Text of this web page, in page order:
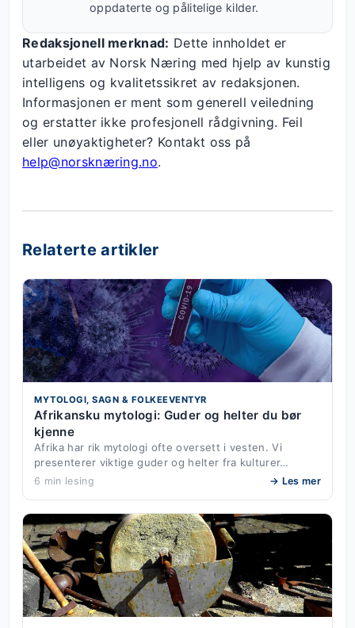
oppdaterte og pålitelige kilder.
Redaksjonell merknad: Dette innholdet er
utarbeidet av Norsk Næring med hjelp av kunstig
intelligens og kvalitetssikret av redaksjonen.
Informasjonen er ment som generell veiledning
og erstatter ikke profesjonell rådgivning. Feil
eller unøyaktigheter? Kontakt oss på
help@norsknæring.no.
Relaterte artikler
MYTOLOGI, SAGN & FOLKEEVENTYR
Afrikansku mytologi: Guder og helter du bør
kjenne
Afrika har rik mytologi ofte oversett i vesten. Vi
presenterer viktige guder og helter fra kulturer…
6 min lesing → Les mer